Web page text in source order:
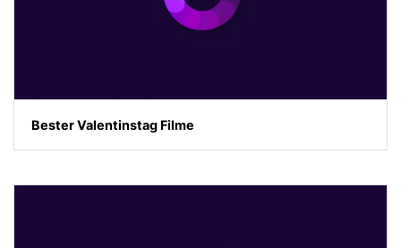
Bester Valentinstag Filme